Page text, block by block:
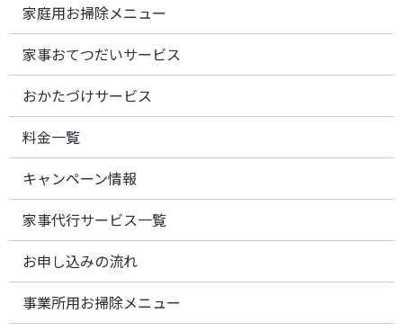
家庭用お掃除メニュー
家事おてつだいサービス
おかたづけサービス
料金一覧
キャンペーン情報
家事代行サービス一覧
お申し込みの流れ
事業所用お掃除メニュー